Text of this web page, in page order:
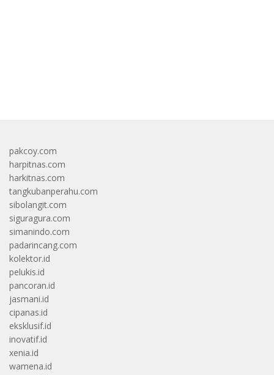
pakcoy.com
harpitnas.com
harkitnas.com
tangkubanperahu.com
sibolangit.com
siguragura.com
simanindo.com
padarincang.com
kolektor.id
pelukis.id
pancoran.id
jasmani.id
cipanas.id
eksklusif.id
inovatif.id
xenia.id
wamena.id